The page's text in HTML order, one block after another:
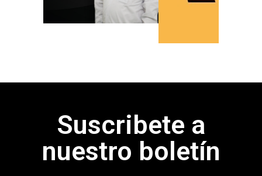
Suscribete a
nuestro boletín